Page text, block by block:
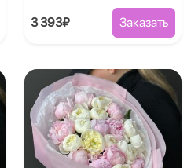
3 393₽ Заказать